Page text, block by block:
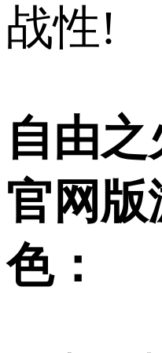
战性!
自由
官网版
色：